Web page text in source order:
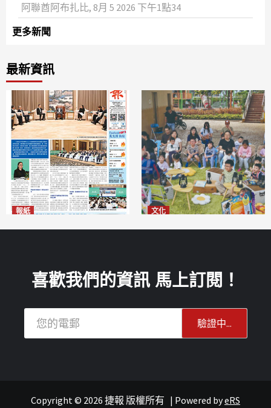
阿聯酋阿布扎比, 8月 5 2026 下午1點34
更多新聞
最新資訊
報紙 文化
喜歡我們的資訊 馬上訂閱！
Copyright © 2026 捷報 版權所有 | Powered byeRS